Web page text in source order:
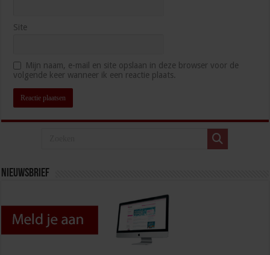
Site
Mijn naam, e-mail en site opslaan in deze browser voor de
volgende keer wanneer ik een reactie plaats.
Nieuwsbrief